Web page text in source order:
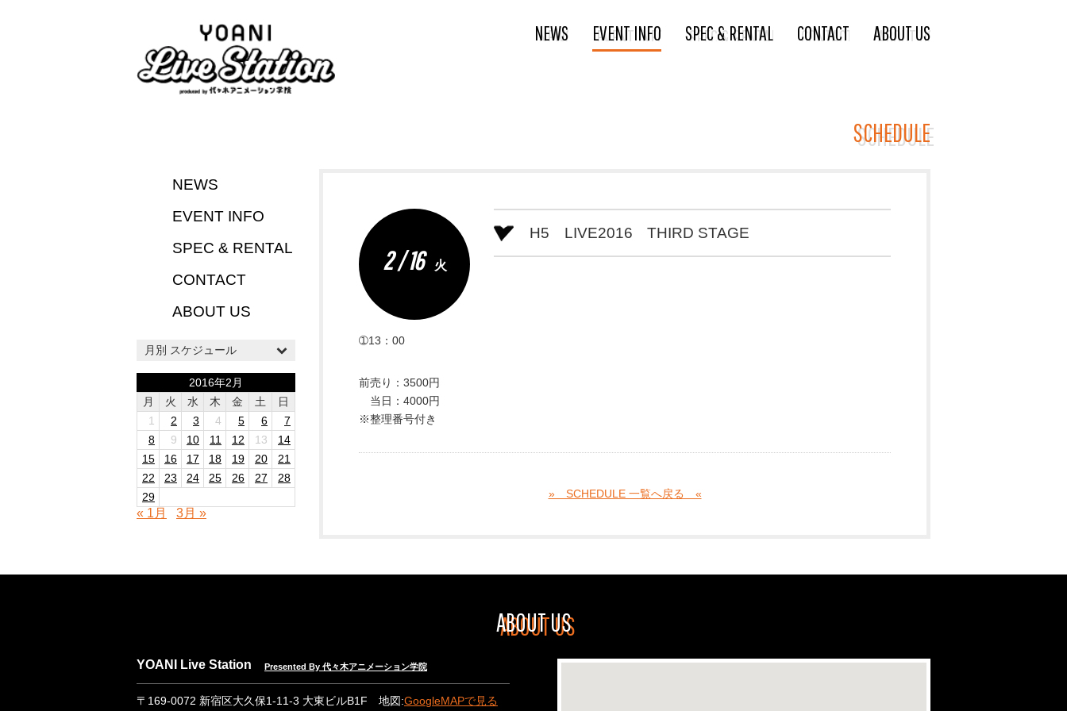
NEWS EVENT INFO SPEC & RENTAL CONTACT ABOUT US
SCHEDULE
NEWS
EVENT INFO
SPEC & RENTAL
CONTACT
ABOUT US
月別 スケジュール
2016年2月
月
火 水 木 金 土
日
1
2 3 4 5 6
7
8
9 10 11 12 13
14
15
16 17 18 19 20
21
22
23 24 25 26 27
28
29
« 1月 3月 »
2 / 16 火
H5 LIVE2016 THIRD STAGE
➀13：00
前売り：3500円
当日：4000円
※整理番号付き
» SCHEDULE 一覧へ戻る «
ABOUT US
YOANI Live Station Presented By 代々木アニメーション学院
〒169-0072 新宿区大久保1-11-3 大東ビルB1F 地図:GoogleMAPで見る